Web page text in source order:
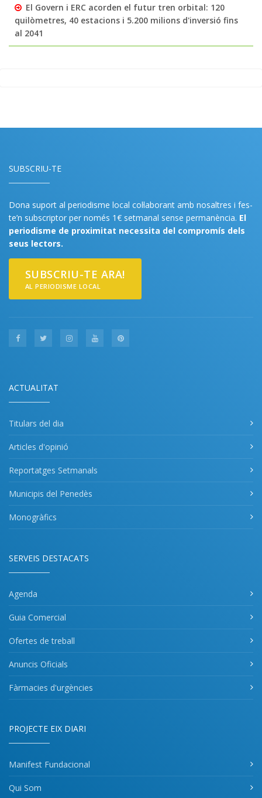
El Govern i ERC acorden el futur tren orbital: 120
quilòmetres, 40 estacions i 5.200 milions d'inversió fins
al 2041
SUBSCRIU-TE
Dona suport al periodisme local col·laborant amb nosaltres i fes-
te’n subscriptor per només 1€ setmanal sense permanència. El
periodisme de proximitat necessita del compromís dels
seus lectors.
SUBSCRIU-TE ARA!
AL PERIODISME LOCAL
ACTUALITAT
Titulars del dia
Articles d'opinió
Reportatges Setmanals
Municipis del Penedès
Monogràfics
SERVEIS DESTACATS
Agenda
Guia Comercial
Ofertes de treball
Anuncis Oficials
Fàrmacies d'urgències
PROJECTE EIX DIARI
Manifest Fundacional
Qui Som